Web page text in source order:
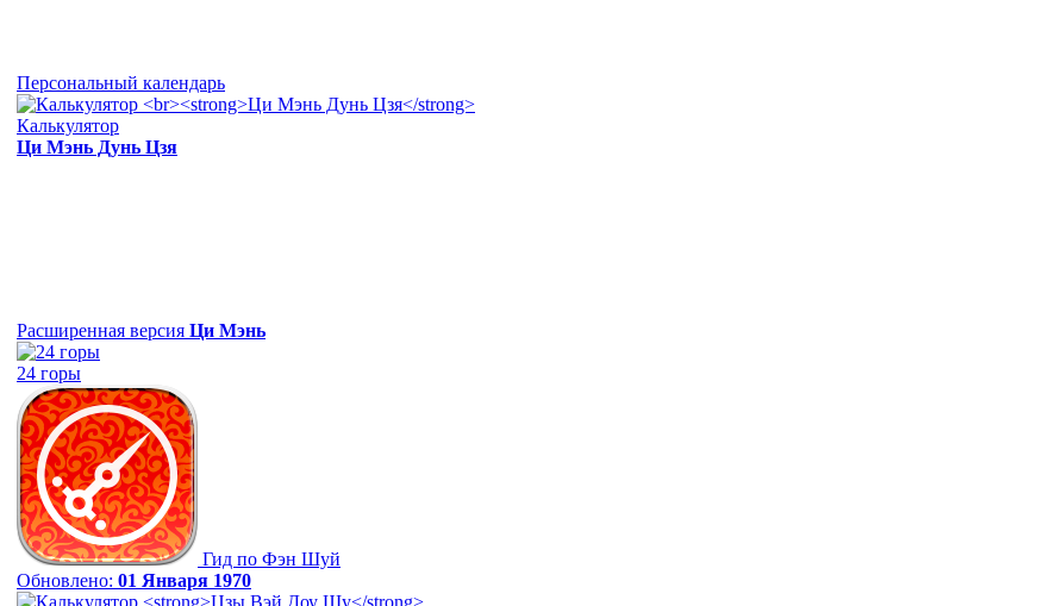
Персональный календарь
Калькулятор
Ци Мэнь Дунь Цзя
Расширенная версия Ци Мэнь
24 горы
Гид по Фэн Шуй
Обновлено: 01 Января 1970